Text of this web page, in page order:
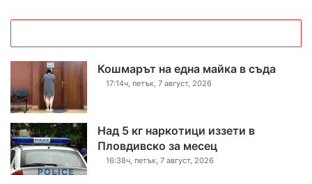
Кошмарът на една майка в съда
17:14ч, петък, 7 август, 2026
Над 5 кг наркотици иззети в
Пловдивско за месец
16:38ч, петък, 7 август, 2026